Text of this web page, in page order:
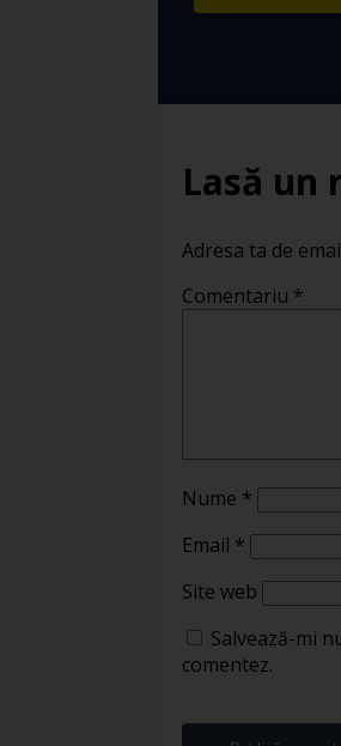
Lasă un
Adresa ta de
Comentariu *
Nume *
Email *
Site web
Salvează-mi
comentez.